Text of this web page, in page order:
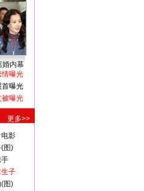
婚内幕
情曝光
首曝光
被曝光
更多>>
影
图)
子
图)